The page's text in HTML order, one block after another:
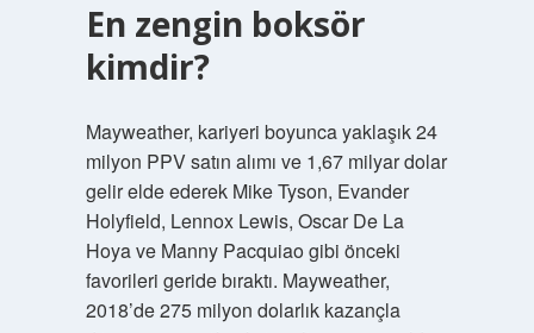
En zengin boksör
kimdir?
Mayweather, kariyeri boyunca yaklaşık 24
milyon PPV satın alımı ve 1,67 milyar dolar
gelir elde ederek Mike Tyson, Evander
Holyfield, Lennox Lewis, Oscar De La
Hoya ve Manny Pacquiao gibi önceki
favorileri geride bıraktı. Mayweather,
2018’de 275 milyon dolarlık kazançla